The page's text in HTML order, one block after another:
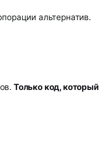
альтернатив.
Только код, который